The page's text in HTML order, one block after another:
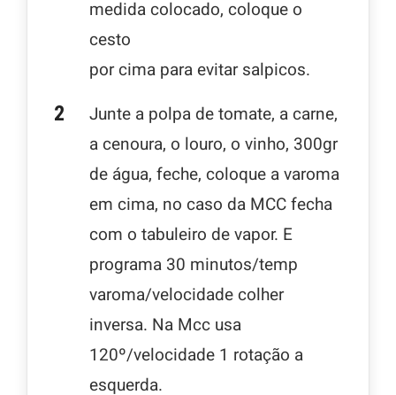
medida colocado, coloque o
cesto
por cima para evitar salpicos.
Junte a polpa de tomate, a carne,
a cenoura, o louro, o vinho, 300gr
de água, feche, coloque a varoma
em cima, no caso da MCC fecha
com o tabuleiro de vapor. E
programa 30 minutos/temp
varoma/velocidade colher
inversa. Na Mcc usa
120º/velocidade 1 rotação a
esquerda.